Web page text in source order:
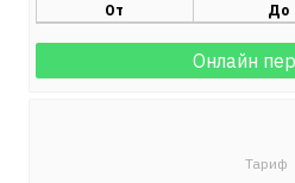
От До
Онлайн